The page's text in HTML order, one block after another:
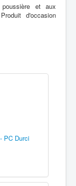
et aux
d'occasion
PC Durci